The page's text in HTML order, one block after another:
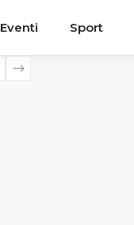
Eventi Sport